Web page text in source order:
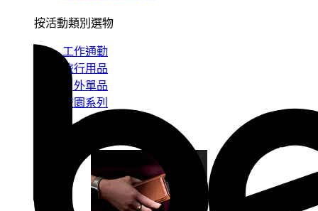
按活動類別選物
工作通勤
旅行用品
戶外單品
校園系列